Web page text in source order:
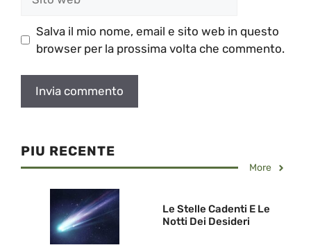
web
Salva il mio nome, email e sito web in questo
browser per la prossima volta che commento.
PIU RECENTE
More
Le Stelle Cadenti E Le
Notti Dei Desideri